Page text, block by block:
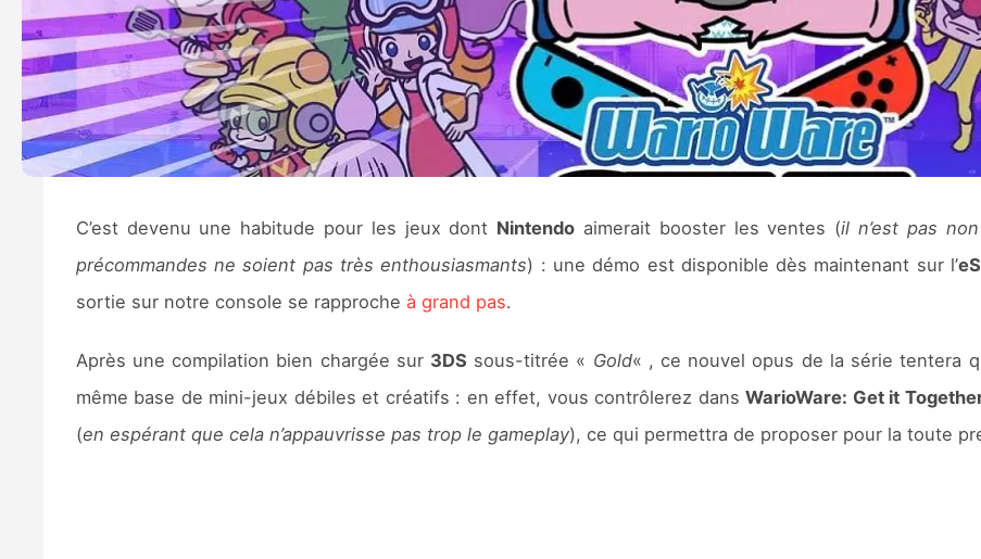
C’est devenu une habitude pour les jeux dont Nintendo aimerait booster les ventes (il n’est pas
précommandes ne soient pas très enthousiasmants) : une démo est disponible dès maintenant sur l’
sortie sur notre console se rapproche à grand pas.
Après une compilation bien chargée sur 3DS sous-titrée « Gold« , ce nouvel opus de la série tentera
même base de mini-jeux débiles et créatifs : en effet, vous contrôlerez dansWarioWare: Get it
(en espérant que cela n’appauvrisse pas trop le gameplay), ce qui permettra de proposer pour la toute